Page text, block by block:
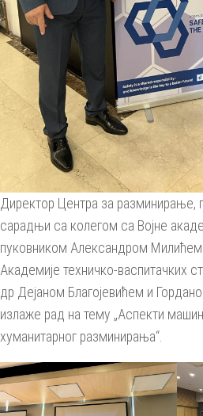
Директор Центра за разминирање,
сарадњи са колегом са Војне
пуковником Александром
Академије техничко-васпитачких
др Дејаном Благојевићем и
излаже рад на тему „Аспекти
хуманитарног разминирања“.